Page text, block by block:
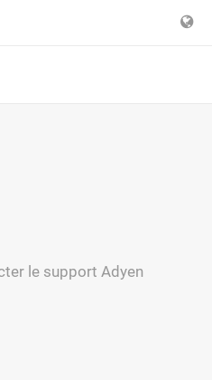
le support Adyen